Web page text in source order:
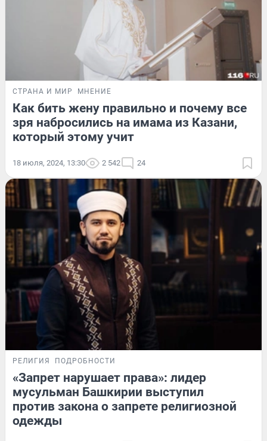
СТРАНА И МИР МНЕНИЕ
Как бить жену правильно и почему все
зря набросились на имама из Казани,
который этому учит
18 июля, 2024, 13:30 2 542 24
РЕЛИГИЯ ПОДРОБНОСТИ
«Запрет нарушает права»: лидер
мусульман Башкирии выступил
против закона о запрете религиозной
одежды